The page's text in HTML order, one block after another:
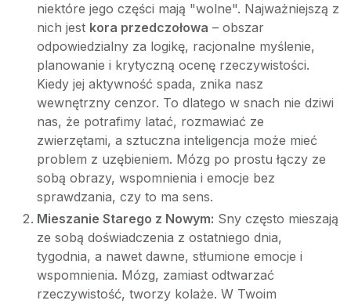
niektóre jego części mają "wolne". Najważniejszą z
nich jest kora przedczołowa – obszar
odpowiedzialny za logikę, racjonalne myślenie,
planowanie i krytyczną ocenę rzeczywistości.
Kiedy jej aktywność spada, znika nasz
wewnętrzny cenzor. To dlatego w snach nie dziwi
nas, że potrafimy latać, rozmawiać ze
zwierzętami, a sztuczna inteligencja może mieć
problem z uzębieniem. Mózg po prostu łączy ze
sobą obrazy, wspomnienia i emocje bez
sprawdzania, czy to ma sens.
Mieszanie Starego z Nowym: Sny często mieszają
ze sobą doświadczenia z ostatniego dnia,
tygodnia, a nawet dawne, stłumione emocje i
wspomnienia. Mózg, zamiast odtwarzać
rzeczywistość, tworzy kolaże. W Twoim